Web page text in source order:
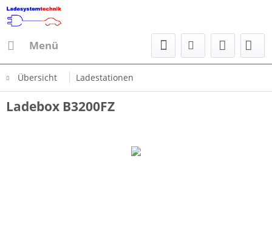
Menü
Übersicht Ladestationen
Ladebox B3200FZ